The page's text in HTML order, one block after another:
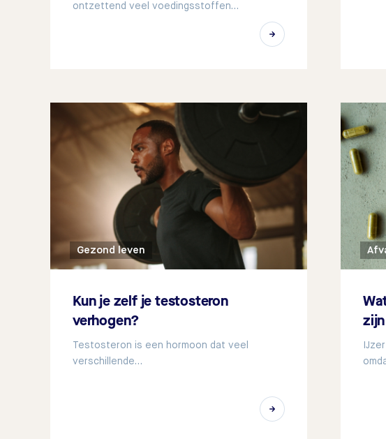
ontzettend veel voedingsstoffen…
Gezond leven
Kun je zelf je testosteron
verhogen?
Testosteron is een hormoon dat veel
verschillende…